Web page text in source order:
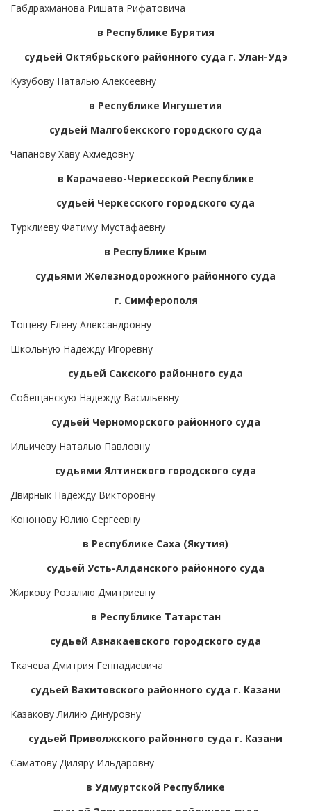
Габдрахманова Ришата Рифатовича
в Республике Бурятия
судьей Октябрьского районного суда г. Улан-Удэ
Кузубову Наталью Алексеевну
в Республике Ингушетия
судьей Малгобекского городского суда
Чапанову Хаву Ахмедовну
в Карачаево-Черкесской Республике
судьей Черкесского городского суда
Турклиеву Фатиму Мустафаевну
в Республике Крым
судьями Железнодорожного районного суда
г. Симферополя
Тощеву Елену Александровну
Школьную Надежду Игоревну
судьей Сакского районного суда
Собещанскую Надежду Васильевну
судьей Черноморского районного суда
Ильичеву Наталью Павловну
судьями Ялтинского городского суда
Двирнык Надежду Викторовну
Кононову Юлию Сергеевну
в Республике Саха (Якутия)
судьей Усть-Алданского районного суда
Жиркову Розалию Дмитриевну
в Республике Татарстан
судьей Азнакаевского городского суда
Ткачева Дмитрия Геннадиевича
судьей Вахитовского районного суда г. Казани
Казакову Лилию Динуровну
судьей Приволжского районного суда г. Казани
Саматову Диляру Ильдаровну
в Удмуртской Республике